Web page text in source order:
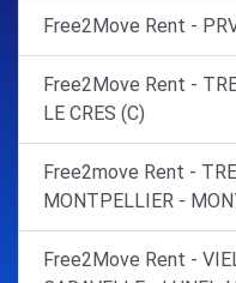
Free2Move Rent -
Free2Move Rent -
LE CRES (C)
Free2move Rent -
MONTPELLIER -
Free2Move Rent -